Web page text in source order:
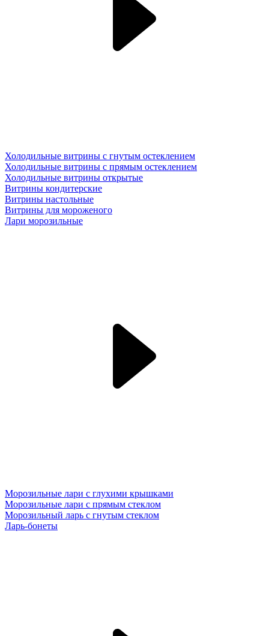
Холодильные витрины с гнутым остеклением
Холодильные витрины с прямым остеклением
Холодильные витрины открытые
Витрины кондитерские
Витрины настольные
Витрины для мороженого
Лари морозильные
Морозильные лари с глухими крышками
Морозильные лари с прямым стеклом
Морозильный ларь с гнутым стеклом
Ларь-бонеты